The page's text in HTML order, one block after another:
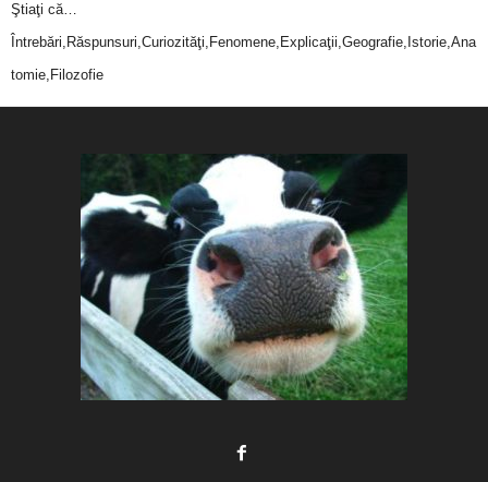
Ştiaţi că…
Întrebări,Răspunsuri,Curiozităţi,Fenomene,Explicaţii,Geografie,Istorie,Ana
tomie,Filozofie